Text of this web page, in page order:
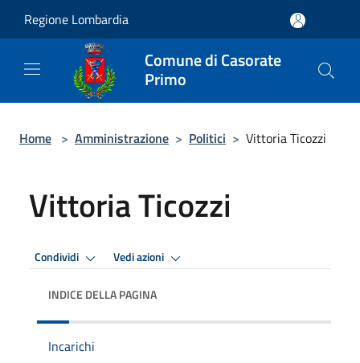
Regione Lombardia
Comune di Casorate
Primo
Home > Amministrazione > Politici > Vittoria Ticozzi
Vittoria Ticozzi
Condividi Vedi azioni
INDICE DELLA PAGINA
Incarichi